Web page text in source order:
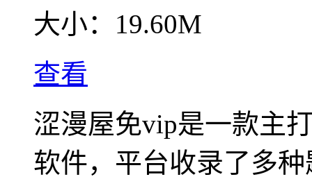
大小： 19.60M
查看
涩漫屋免vip是一款主
软件，平台收录了多